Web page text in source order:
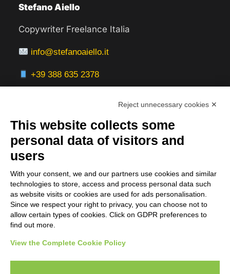
Stefano Aiello
Copywriter Freelance Italia
info@stefanoaiello.it
+39 388 635 2378
Aree Servite
Italia:
Milano, Roma, Bologna, Firenze, Torino,
Napoli, Venezia, Verona, Genova
Servizi Online:
Reject unnecessary cookies ✕
This website collects some
personal data of visitors and
users
With your consent, we and our partners use cookies and similar
technologies to store, access and process personal data such
as website visits or cookies are used for ads personalisation.
Since we respect your right to privacy, you can choose not to
allow certain types of cookies. Click on GDPR preferences to
find out more.
View the Complete Cookie Policy